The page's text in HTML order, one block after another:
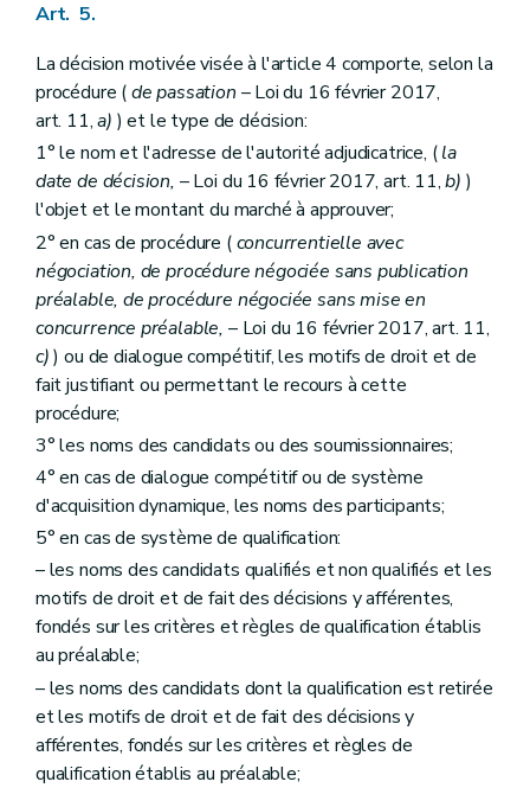
Art. 5.
La décision motivée visée à l'article 4 comporte, selon la
procédure (de passation – Loi du 16 février 2017,
art. 11,a) ) et le type de décision:
1° le nom et l'adresse de l'autorité adjudicatrice, (la
date de décision, – Loi du 16 février 2017, art. 11,b) )
l'objet et le montant du marché à approuver;
2° en cas de procédure (concurrentielle avec
négociation, de procédure négociée sans publication
préalable, de procédure négociée sans mise en
concurrence préalable, – Loi du 16 février 2017, art. 11,
c)) ou de dialogue compétitif, les motifs de droit et de
fait justifiant ou permettant le recours à cette
procédure;
3° les noms des candidats ou des soumissionnaires;
4° en cas de dialogue compétitif ou de système
d'acquisition dynamique, les noms des participants;
5° en cas de système de qualification:
– les noms des candidats qualifiés et non qualifiés et les
motifs de droit et de fait des décisions y afférentes,
fondés sur les critères et règles de qualification établis
au préalable;
– les noms des candidats dont la qualification est retirée
et les motifs de droit et de fait des décisions y
afférentes, fondés sur les critères et règles de
qualification établis au préalable;